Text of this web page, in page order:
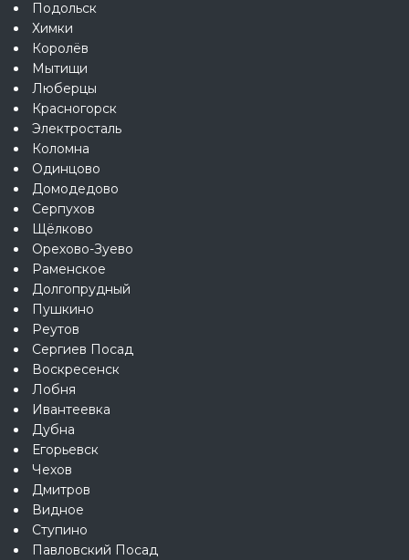
Подольск
Химки
Королёв
Мытищи
Люберцы
Красногорск
Электросталь
Коломна
Одинцово
Домодедово
Серпухов
Щёлково
Орехово-Зуево
Раменское
Долгопрудный
Пушкино
Реутов
Сергиев Посад
Воскресенск
Лобня
Ивантеевка
Дубна
Егорьевск
Чехов
Дмитров
Видное
Ступино
Павловский Посад